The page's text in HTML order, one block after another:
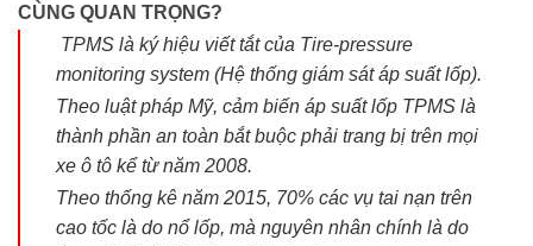
CÙNG QUAN TRỌNG?
TPMS là ký hiệu viết tắt của Tire-pressure
monitoring system (Hệ thống giám sát áp suất lốp).
Theo luật pháp Mỹ, cảm biến áp suất lốp TPMS là
thành phần an toàn bắt buộc phải trang bị trên mọi
xe ô tô kể từ năm 2008.
Theo thống kê năm 2015, 70% các vụ tai nạn trên
cao tốc là do nổ lốp, mà nguyên nhân chính là do